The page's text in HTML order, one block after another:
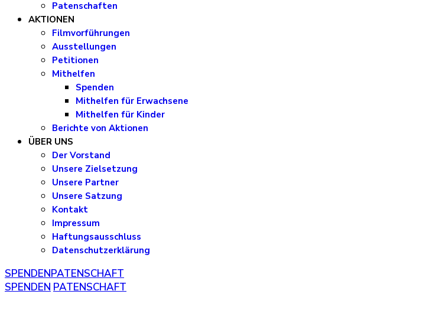
Patenschaften
AKTIONEN
Filmvorführungen
Ausstellungen
Petitionen
Mithelfen
Spenden
Mithelfen für Erwachsene
Mithelfen für Kinder
Berichte von Aktionen
ÜBER UNS
Der Vorstand
Unsere Zielsetzung
Unsere Partner
Unsere Satzung
Kontakt
Impressum
Haftungsausschluss
Datenschutzerklärung
SPENDENPATENSCHAFT
SPENDEN PATENSCHAFT